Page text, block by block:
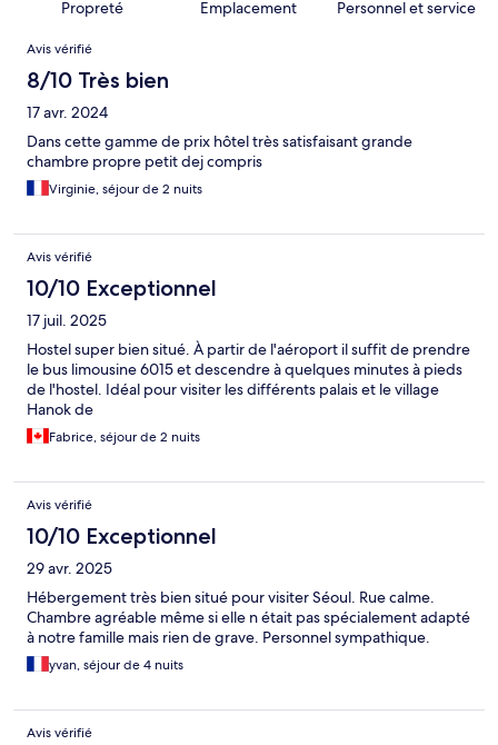
Propreté Emplacement Personnel et service
Avis
Avis vérifié
8/10 Très bien
17 avr. 2024
Dans cette gamme de prix hôtel très satisfaisant grande
chambre propre petit dej compris
Virginie, séjour de 2 nuits
Avis vérifié
10/10 Exceptionnel
17 juil. 2025
Hostel super bien situé. À partir de l'aéroport il suffit de prendre
le bus limousine 6015 et descendre à quelques minutes à pieds
de l'hostel. Idéal pour visiter les différents palais et le village
Hanok de
Fabrice, séjour de 2 nuits
Avis vérifié
10/10 Exceptionnel
29 avr. 2025
Hébergement très bien situé pour visiter Séoul. Rue calme.
Chambre agréable même si elle n était pas spécialement adapté
à notre famille mais rien de grave. Personnel sympathique.
yvan, séjour de 4 nuits
Avis vérifié